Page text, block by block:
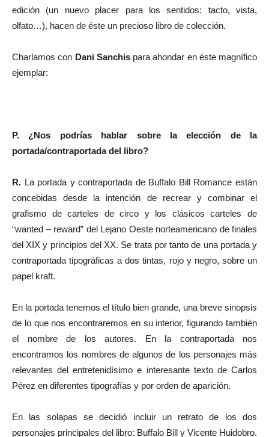
edición (un nuevo placer para los sentidos: tacto, vista,
olfato…), hacen de éste un precioso libro de colección.
Charlamos con Dani Sanchispara ahondar en éste magnífico
ejemplar:
P. ¿Nos podrías hablar sobre la elección de la
portada/contraportada del libro?
R. La portada y contraportada de Buffalo Bill Romance están
concebidas desde la intención de recrear y combinar el
grafismo de carteles de circo y los clásicos carteles de
“wanted – reward” del Lejano Oeste norteamericano de finales
del XIX y principios del XX. Se trata por tanto de una portada y
contraportada tipográficas a dos tintas, rojo y negro, sobre un
papel kraft.
En la portada tenemos el título bien grande, una breve sinopsis
de lo que nos encontraremos en su interior, figurando también
el nombre de los autores. En la contraportada nos
encontramos los nombres de algunos de los personajes más
relevantes del entretenidísimo e interesante texto de Carlos
Pérez en diferentes tipografías y por orden de aparición.
En las solapas se decidió incluir un retrato de los dos
personajes principales del libro: Buffalo Bill y Vicente Huidobro.